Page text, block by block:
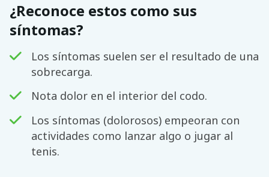
¿Reconoce estos como sus
síntomas?
Los síntomas suelen ser el resultado de una
sobrecarga.
Nota dolor en el interior del codo.
Los síntomas (dolorosos) empeoran con
actividades como lanzar algo o jugar al
tenis.